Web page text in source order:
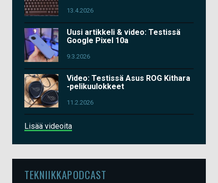
13.4.2026
Uusi artikkeli & video: Testissä
Google Pixel 10a
9.3.2026
Video: Testissä Asus ROG Kithara
-pelikuulokkeet
11.2.2026
Lisää videoita
TEKNIIKKAPODCAST